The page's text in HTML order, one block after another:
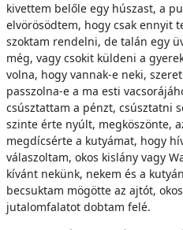
kivettem belőle egy húszast, a
elvörösödtem, hogy csak ennyit
szoktam rendelni, de talán egy
még, vagy csokit küldeni a
volna, hogy vannak-e neki,
passzolna-e a ma esti
csúsztattam a pénzt, csúsztatni
szinte érte nyúlt, megköszönte,
megdícsérte a kutyámat, hogy
válaszoltam, okos kislány vagy
kívánt nekünk, nekem és a
becsuktam mögötte az ajtót,
jutalomfalatot dobtam felé.